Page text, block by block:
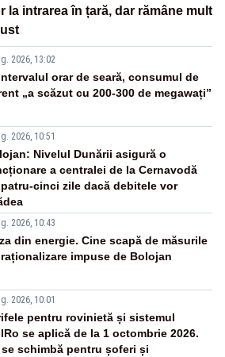
la intrarea în țară, dar rămâne mult
2026, 13:02
orar de seară, consumul de
„a scăzut cu 200-300 de megawați”
2026, 10:51
Nivelul Dunării asigură o
a centralei de la Cernavodă
cinci zile dacă debitele vor
2026, 10:43
din energie. Cine scapă de măsurile
impuse de Bolojan
2026, 10:01
pentru rovinietă și sistemul
se aplică de la 1 octombrie 2026.
se schimbă pentru șoferi și